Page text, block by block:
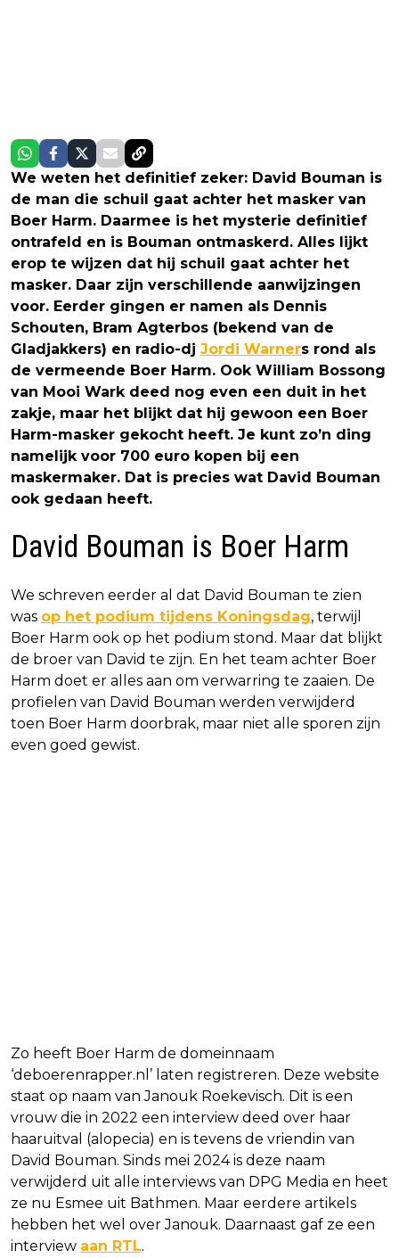
We weten het definitief zeker: David Bouman is
de man die schuil gaat achter het masker van
Boer Harm. Daarmee is het mysterie definitief
ontrafeld en is Bouman ontmaskerd. Alles lijkt
erop te wijzen dat hij schuil gaat achter het
masker. Daar zijn verschillende aanwijzingen
voor. Eerder gingen er namen als Dennis
Schouten, Bram Agterbos (bekend van de
Gladjakkers) en radio-dj Jordi Warners rond als
de vermeende Boer Harm. Ook William Bossong
van Mooi Wark deed nog even een duit in het
zakje, maar het blijkt dat hij gewoon een Boer
Harm-masker gekocht heeft. Je kunt zo’n ding
namelijk voor 700 euro kopen bij een
maskermaker. Dat is precies wat David Bouman
ook gedaan heeft.
David Bouman is Boer Harm
We schreven eerder al dat David Bouman te zien
was op het podium tijdens Koningsdag, terwijl
Boer Harm ook op het podium stond. Maar dat blijkt
de broer van David te zijn. En het team achter Boer
Harm doet er alles aan om verwarring te zaaien. De
profielen van David Bouman werden verwijderd
toen Boer Harm doorbrak, maar niet alle sporen zijn
even goed gewist.
Zo heeft Boer Harm de domeinnaam
‘deboerenrapper.nl’ laten registreren. Deze website
staat op naam van Janouk Roekevisch. Dit is een
vrouw die in 2022 een interview deed over haar
haaruitval (alopecia) en is tevens de vriendin van
David Bouman. Sinds mei 2024 is deze naam
verwijderd uit alle interviews van DPG Media en heet
ze nu Esmee uit Bathmen. Maar eerdere artikels
hebben het wel over Janouk. Daarnaast gaf ze een
interview aan RTL.